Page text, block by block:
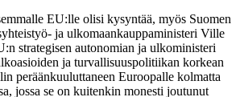
EU:lle olisi kysyntää, myös Suomen
ja ulkomaankauppaministeri Ville
strategisen autonomian ja ulkoministeri
ja turvallisuuspolitiikan korkean
peräänkuuluttaneen Euroopalle kolmatta
jossa se on kuitenkin monesti joutunut